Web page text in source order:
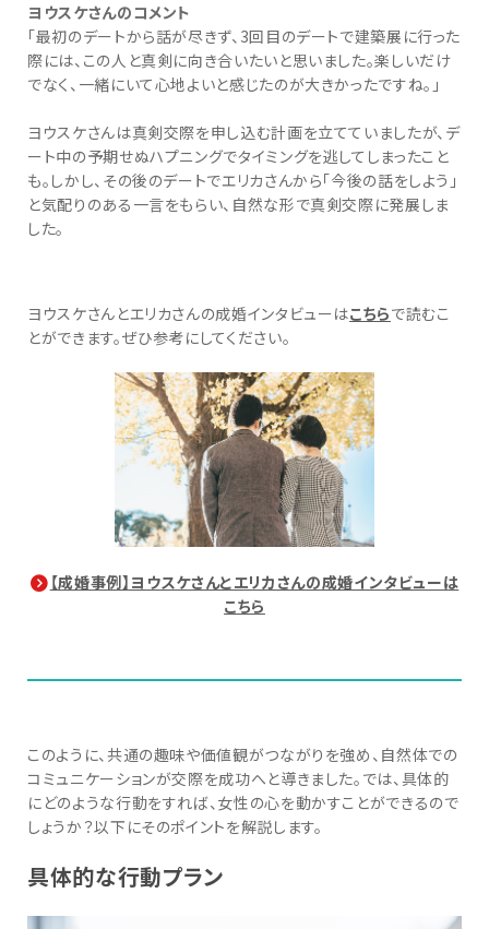
ヨウスケさんのコメント
「最初のデートから話が尽きず、3回目のデートで建築展に行った
際には、この人と真剣に向き合いたいと思いました。楽しいだけ
でなく、一緒にいて心地よいと感じたのが大きかったですね。」
ヨウスケさんは真剣交際を申し込む計画を立てていましたが、デ
ート中の予期せぬハプニングでタイミングを逃してしまったこと
も。しかし、その後のデートでエリカさんから「今後の話をしよう」
と気配りのある一言をもらい、自然な形で真剣交際に発展しま
した。
ヨウスケさんとエリカさんの成婚インタビューはこちらで読むこ
とができます。ぜひ参考にしてください。
【成婚事例】ヨウスケさんとエリカさんの成婚インタビューは
こちら
このように、共通の趣味や価値観がつながりを強め、自然体での
コミュニケーションが交際を成功へと導きました。では、具体的
にどのような行動をすれば、女性の心を動かすことができるので
しょうか？以下にそのポイントを解説します。
具体的な行動プラン